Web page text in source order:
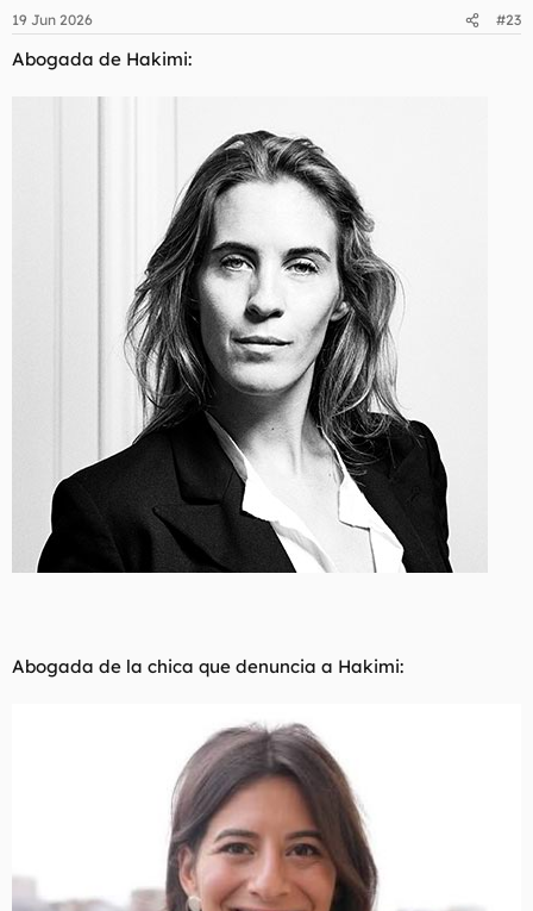
e
:
19 Jun 2026 #23
Abogada de Hakimi:
Abogada de la chica que denuncia a Hakimi: